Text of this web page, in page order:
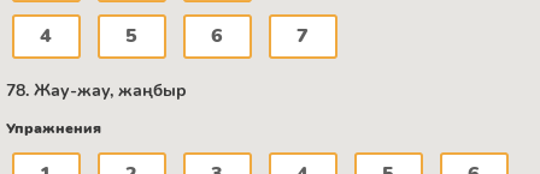
4 5 6 7
78. Жау-жау, жаңбыр
Упражнения